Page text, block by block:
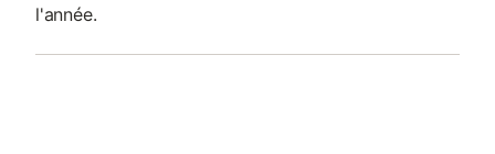
l'année.